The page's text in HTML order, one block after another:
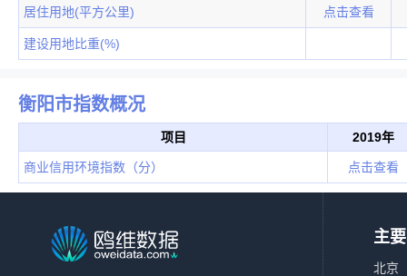
居住用地(平方公里) 点击查看
建设用地比重(%)
衡阳市指数概况
项目 2019年
商业信用环境指数（分） 点击查看
主
北京